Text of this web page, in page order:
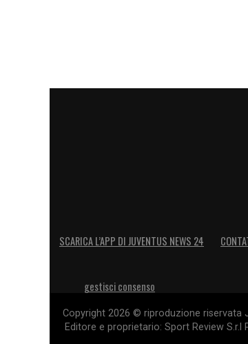
SCARICA L’APP DI JUVENTUS NEWS 24
gestisci consenso
Copyright 2026 © riproduzione riservata
Editore e proprietario: Sport Review